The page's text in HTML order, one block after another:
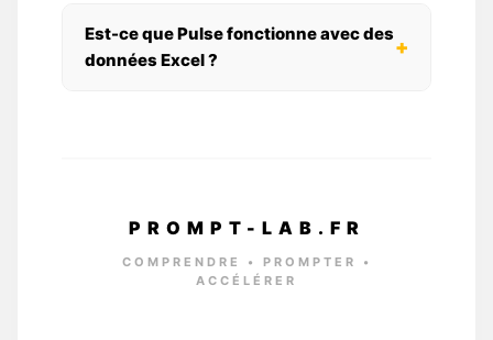
Est-ce que Pulse fonctionne avec des
données Excel ?
+
PROMPT-LAB.FR
COMPRENDRE • PROMPTER •
ACCÉLÉRER